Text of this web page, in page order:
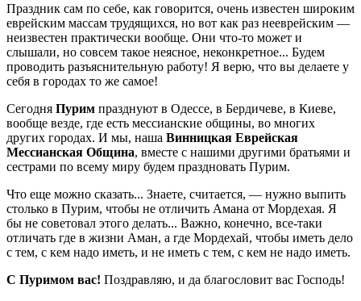
Праздник сам по себе, как говорится, очень известен широким
еврейским массам трудящихся, но вот как раз нееврейским —
неизвестен практически вообще. Они что-то может и
слышали, но совсем такое неясное, неконкретное... Будем
проводить разъяснительную работу! Я верю, что вы делаете у
себя в городах то же самое!
Сегодня Пурим празднуют в Одессе, в Бердичеве, в Киеве,
вообще везде, где есть мессианские общины, во многих
других городах. И мы, наша Винницкая Еврейская
Мессианская Община, вместе с нашими другими братьями и
сестрами по всему миру будем праздновать Пурим.
Что еще можно сказать... Знаете, считается, — нужно выпить
столько в Пурим, чтобы не отличить Амана от Мордехая. Я
бы не советовал этого делать... Важно, конечно, все-таки
отличать где в жизни Аман, а где Мордехай, чтобы иметь дело
с тем, с кем надо иметь, и не иметь с тем, с кем не надо иметь.
С Пуримом вас! Поздравляю, и да благословит вас Господь!